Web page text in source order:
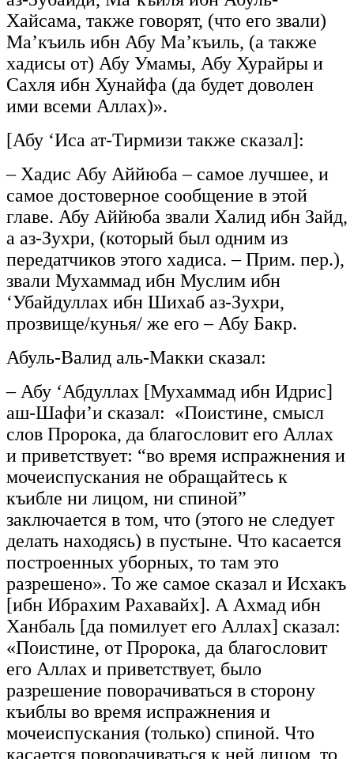
Хайсама, также говорят, (что его звали)
Ма’къиль ибн Абу Ма’къиль, (а также
хадисы от) Абу Умамы, Абу Хурайры и
Сахля ибн Хунайфа (да будет доволен
ими всеми Аллах)».
[Абу ‘Иса ат-Тирмизи также сказал]:
– Хадис Абу Аййюба – самое лучшее, и
самое достоверное сообщение в этой
главе. Абу Аййюба звали Халид ибн Зайд,
а аз-Зухри, (который был одним из
передатчиков этого хадиса. – Прим. пер.),
звали Мухаммад ибн Муслим ибн
‘Убайдуллах ибн Шихаб аз-Зухри,
прозвище/кунья/ же его – Абу Бакр.
Абуль-Валид аль-Макки сказал:
– Абу ‘Абдуллах [Мухаммад ибн Идрис]
аш-Шафи’и сказал: «Поистине, смысл
слов Пророка, да благословит его Аллах
и приветствует: “во время испражнения и
мочеиспускания не обращайтесь к
къибле ни лицом, ни спиной”
заключается в том, что (этого не следует
делать находясь) в пустыне. Что касается
построенных уборных, то там это
разрешено». То же самое сказал и Исхакъ
[ибн Ибрахим Рахавайх]. А Ахмад ибн
Ханбаль [да помилует его Аллах] сказал:
«Поистине, от Пророка, да благословит
его Аллах и приветствует, было
разрешение поворачиваться в сторону
къиблы во время испражнения и
мочеиспускания (только) спиной. Что
касается поворачиваться к ней лицом, то